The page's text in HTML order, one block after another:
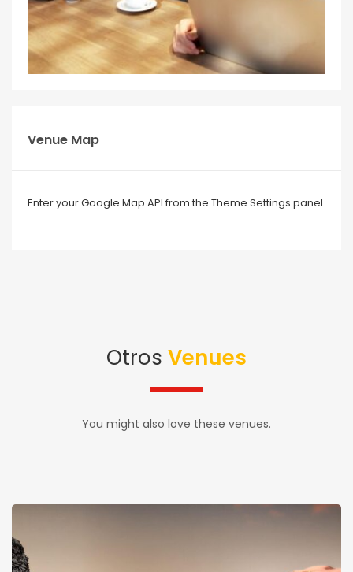
Venue Map
Enter your Google Map API from the Theme Settings panel.
Otros Venues
You might also love these venues.